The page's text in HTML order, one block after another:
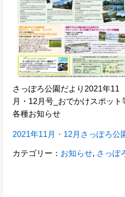
さっぽろ公園だより2021年11
月・12月号_おでかけスポット
各種お知らせ
2021年11月・12月さっぽろ公
カテゴリー： お知らせ, さっぽ